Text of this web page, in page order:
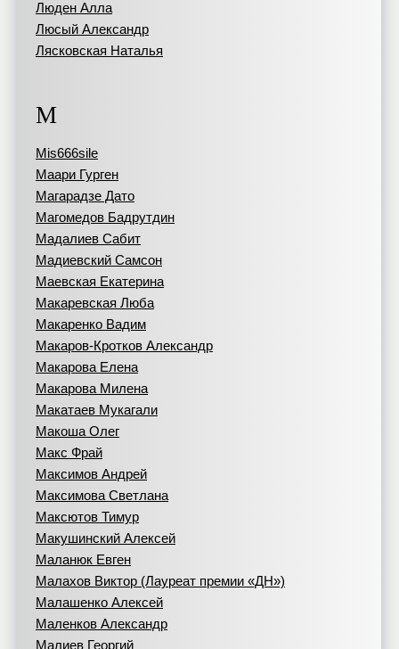
Люден Алла
Люсый Александр
Лясковская Наталья
М
Mis666sile
Маари Гурген
Магарадзе Дато
Магомедов Бадрутдин
Мадалиев Сабит
Мадиевский Самсон
Маевская Екатерина
Макаревская Люба
Макаренко Вадим
Макаров-Кротков Александр
Макарова Елена
Макарова Милена
Макатаев Мукагали
Макоша Олег
Макс Фрай
Максимов Андрей
Максимова Светлана
Максютов Тимур
Макушинский Алексей
Маланюк Евген
Малахов Виктор (Лауреат премии «ДН»)
Малашенко Алексей
Маленков Александр
Малиев Георгий